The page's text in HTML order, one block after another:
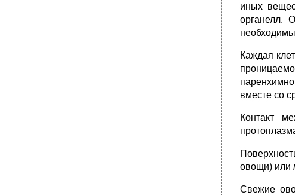
иных
органелл.
Каждая
вместе со
Контакт
овощи) или
Свежие